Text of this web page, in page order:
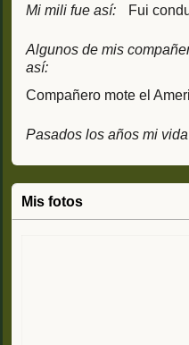
Mi mili fue así: Fui
Algunos de mis
así:
Compañero mote el
Pasados los años mi
Mis fotos